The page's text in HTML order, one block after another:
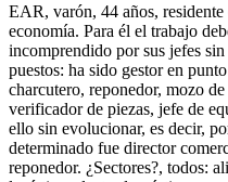
EAR, varón, 44 años,
economía. Para él el trabajo
incomprendido por sus jefes
puestos: ha sido gestor en
charcutero, reponedor, mozo
verificador de piezas, jefe de
ello sin evolucionar, es decir,
determinado fue director
reponedor. ¿Sectores?, todos: